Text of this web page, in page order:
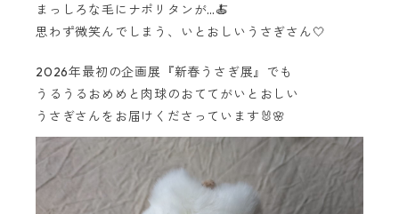
まっしろな毛にナポリタンが…🍝
思わず微笑んでしまう、いとおしいうさぎさん🤍
2026年最初の企画展『新春うさぎ展』でも
うるうるおめめと肉球のおててがいとおしい
うさぎさんをお届けくださっています🐰🌸